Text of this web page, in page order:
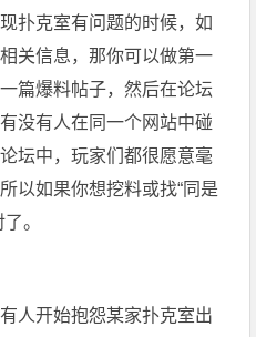
扑克室有问题的时候，如
关信息，那你可以做第一
篇爆料帖子，然后在论坛
没有人在同一个网站中碰
坛中，玩家们都很愿意毫
以如果你想挖料或找“同是
。
人开始抱怨某家扑克室出